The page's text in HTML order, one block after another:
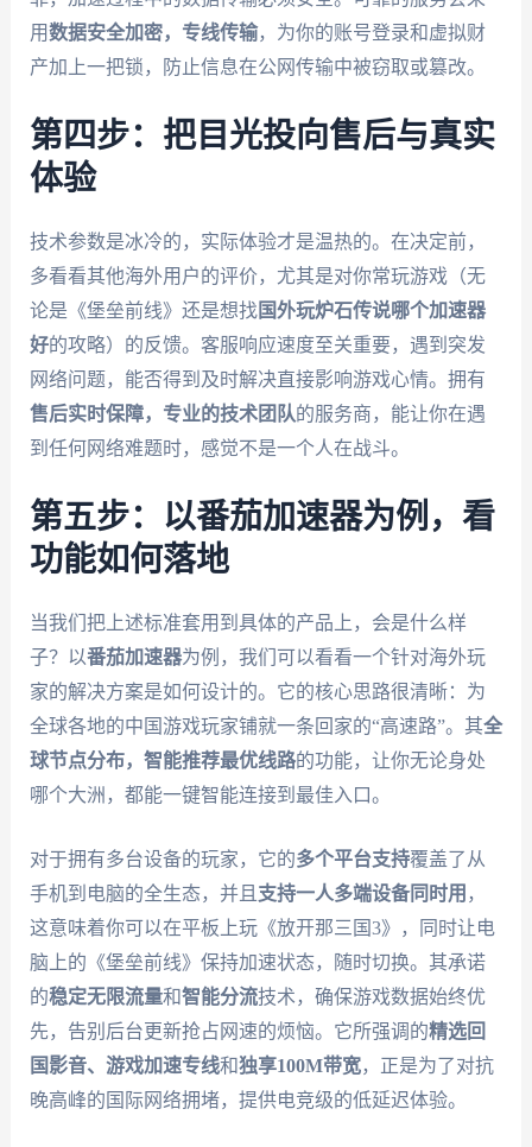
用数据安全加密，专线传输，为你的账号登录和虚拟财
产加上一把锁，防止信息在公网传输中被窃取或篡改。
第四步：把目光投向售后与真实
体验
技术参数是冰冷的，实际体验才是温热的。在决定前，
多看看其他海外用户的评价，尤其是对你常玩游戏（无
论是《堡垒前线》还是想找国外玩炉石传说哪个加速器
好的攻略）的反馈。客服响应速度至关重要，遇到突发
网络问题，能否得到及时解决直接影响游戏心情。拥有
售后实时保障，专业的技术团队的服务商，能让你在遇
到任何网络难题时，感觉不是一个人在战斗。
第五步：以番茄加速器为例，看
功能如何落地
当我们把上述标准套用到具体的产品上，会是什么样
子？以番茄加速器为例，我们可以看看一个针对海外玩
家的解决方案是如何设计的。它的核心思路很清晰：为
全球各地的中国游戏玩家铺就一条回家的“高速路”。其全
球节点分布，智能推荐最优线路的功能，让你无论身处
哪个大洲，都能一键智能连接到最佳入口。
对于拥有多台设备的玩家，它的多个平台支持覆盖了从
手机到电脑的全生态，并且 支持一人多端设备同时用 ，
这意味着你可以在平板上玩《放开那三国3》，同时让电
脑上的《堡垒前线》保持加速状态，随时切换。其承诺
的稳定无限流量和智能分流技术，确保游戏数据始终优
先，告别后台更新抢占网速的烦恼。它所强调的精选回
国影音、游戏加速专线和独享100M带宽，正是为了对抗
晚高峰的国际网络拥堵，提供电竞级的低延迟体验。